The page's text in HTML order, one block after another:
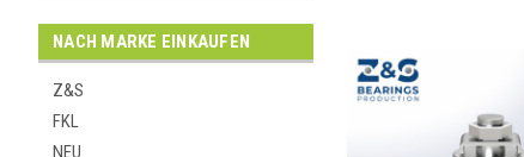
NACH MARKE EINKAUFEN
Z&S
FKL
NEU